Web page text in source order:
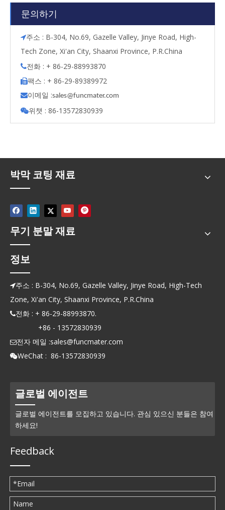
문의하기
주소 : B-304, No.69, Gazelle Valley, Jinye Road, High-
Tech Zone, Xi'an City, Shaanxi Province, P.R.China
전화 : + 86-29-88993870
팩스 : + 86-29-89389972
이메일 :sales@funcmater.com
위챗 : 86-13572830939
박막 코팅 재료
무기 분말 재료
정보
주소 : B-304, No.69, Gazelle Valley, Jinye Road, High-Tech
Zone, Xi'an City, Shaanxi Province, P.R.China
전화 : + 86-29-88993870.
+86 - 13572830939
전자 메일 :sales@funcmater.com
WeChat : 86-13572830939
글로벌 에이전트
글로벌 에이전트를 모집하고 있습니다. 관심 있으신 분들은 참여
하세요!
Feedback